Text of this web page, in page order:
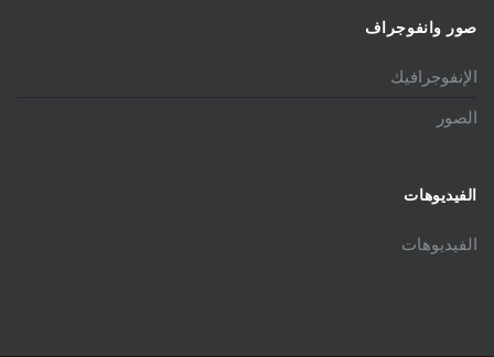
صور وانفوجراف
الإنفوجرافيك
الصور
الفيديوهات
الفيديوهات